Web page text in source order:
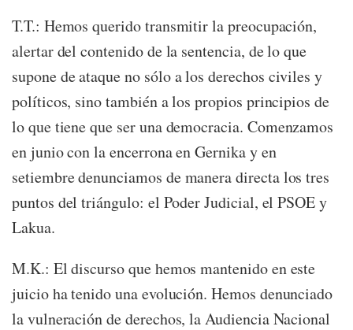
T.T.: Hemos querido transmitir la preocupación,
alertar del contenido de la sentencia, de lo que
supone de ataque no sólo a los derechos civiles y
políticos, sino también a los propios principios de
lo que tiene que ser una democracia. Comenzamos
en junio con la encerrona en Gernika y en
setiembre denunciamos de manera directa los tres
puntos del triángulo: el Poder Judicial, el PSOE y
Lakua.
M.K.: El discurso que hemos mantenido en este
juicio ha tenido una evolución. Hemos denunciado
la vulneración de derechos, la Audiencia Nacional